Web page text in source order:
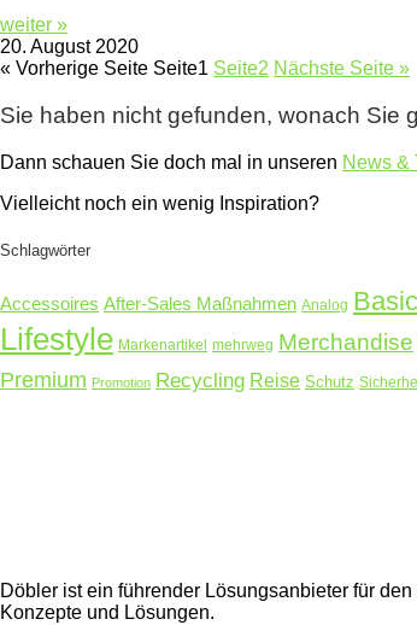
weiter »
20. August 2020
« Vorherige Seite Seite1 Seite2 Nächste Seite »
Sie haben nicht gefunden, wonach Sie
Dann schauen Sie doch mal in unseren News &
Vielleicht noch ein wenig Inspiration?
Schlagwörter
Accessoires After-Sales Maßnahmen Analog
Lifestyle Markenartikel mehrweg Merchandise
Premium Promotion Recycling Reise Schutz
Döbler ist ein führender Lösungsanbieter für
Konzepte und Lösungen.